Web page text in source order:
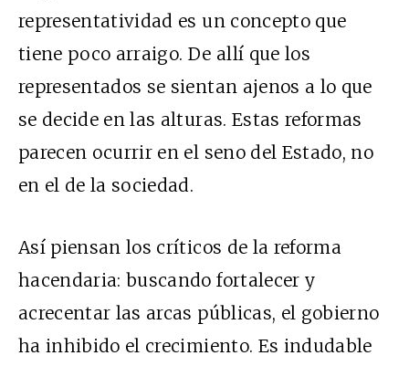
representatividad es un concepto que
tiene poco arraigo. De allí que los
representados se sientan ajenos a lo que
se decide en las alturas. Estas reformas
parecen ocurrir en el seno del Estado, no
en el de la sociedad.
Así piensan los críticos de la reforma
hacendaria: buscando fortalecer y
acrecentar las arcas públicas, el gobierno
ha inhibido el crecimiento. Es indudable